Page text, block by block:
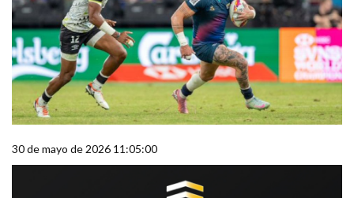
30 de mayo de 2026 11:05:00